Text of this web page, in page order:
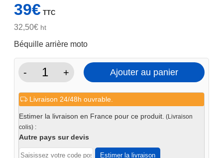
39€ TTC
32,50€ht
Béquille arrière moto
-
quantité
Béquille
D'atelier
Roue
Arrière
+ Ajouter au panier
Livraison 24/48h ouvrable.
Estimer la livraison en France pour ce produit. (Livraison
colis) :
Autre pays sur devis
Estimer la livraison